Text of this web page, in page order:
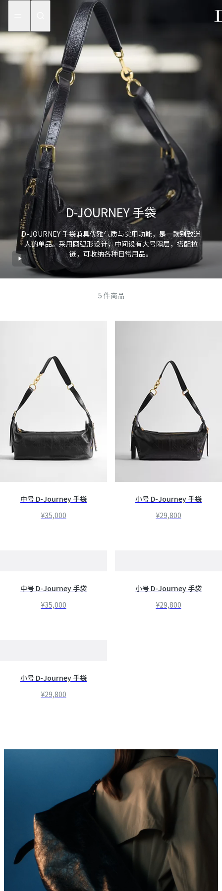
D-JOURNEY 手袋
D-JOURNEY 手袋兼具优雅气质与实用功能，是一款别致迷
人的单品。采用圆弧形设计，中间设有大号隔层，搭配拉
链，可收纳各种日常用品。
5 件商品
中号 D-Journey 手袋
¥35,000
小号 D-Journey 手袋
¥29,800
中号 D-Journey 手袋
¥35,000
小号 D-Journey 手袋
¥29,800
小号 D-Journey 手袋
¥29,800